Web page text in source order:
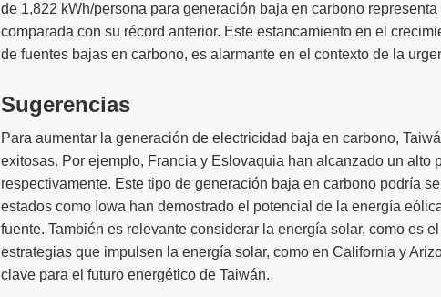
de 1,822 kWh/persona para generación baja en carbono
comparada con su récord anterior. Este estancamiento en el
de fuentes bajas en carbono, es alarmante en el contexto de la
Sugerencias
Para aumentar la generación de electricidad baja en carbono,
exitosas. Por ejemplo, Francia y Eslovaquia han alcanzado un alto
respectivamente. Este tipo de generación baja en carbono podría
estados como Iowa han demostrado el potencial de la energía
fuente. También es relevante considerar la energía solar, como es
estrategias que impulsen la energía solar, como en California y
clave para el futuro energético de Taiwán.